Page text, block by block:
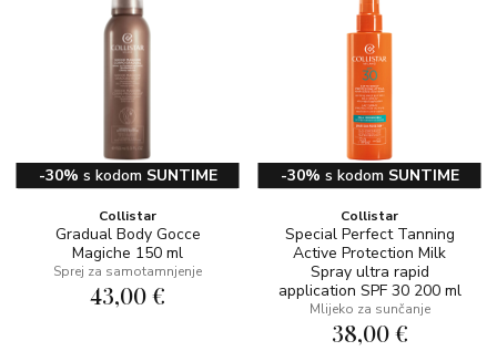
-30% s kodom SUNTIME
Collistar
Gradual Body Gocce
Magiche 150 ml
Sprej za samotamnjenje
43,00 €
-30% s kodom SUNTIME
Collistar
Special Perfect Tanning
Active Protection Milk
Spray ultra rapid
application SPF 30 200 ml
Mlijeko za sunčanje
38,00 €